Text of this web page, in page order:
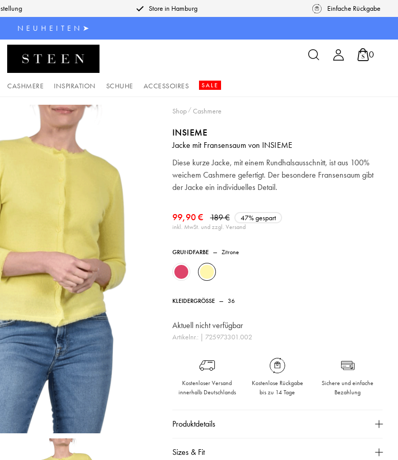
Store in Hamburg Einfache Rückgabe
N E U H E I T E N ➤
0
CASHMERE INSPIRATION SCHUHE ACCESSOIRES SALE
Shop / Cashmere
INSIEME
Jacke mit Fransensaum von INSIEME
Diese kurze Jacke, mit einem Rundhalsausschnitt, ist aus 100%
weichem Cashmere gefertigt. Der besondere Fransensaum gibt
der Jacke ein individuelles Detail.
99,90 € 189 € 47% gespart
inkl. MwSt. und zzgl. Versand
GRUNDFARBE — Zitrone
KLEIDERGRÖSSE — 36
Aktuell nicht verfügbar
Artikelnr.: | 725973301.002
Kostenloser Versand
innerhalb Deutschlands
Kostenlose Rückgabe
bis zu 14 Tage
Sichere und einfache
Bezahlung
Produktdetails
Kurze Jacke aus Cashmere mit einem Rundhalsausschnitt
Sizes & Fit